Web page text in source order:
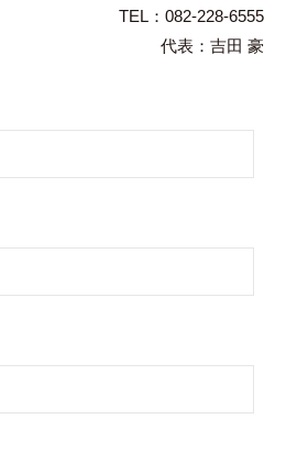
TEL：082-228-6555
代表：吉田 豪